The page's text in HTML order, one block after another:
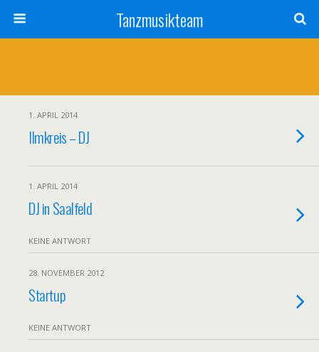
Tanzmusikteam
1. APRIL 2014
Ilmkreis – DJ
1. APRIL 2014
DJ in Saalfeld
KEINE ANTWORT
28. NOVEMBER 2012
Startup
KEINE ANTWORT